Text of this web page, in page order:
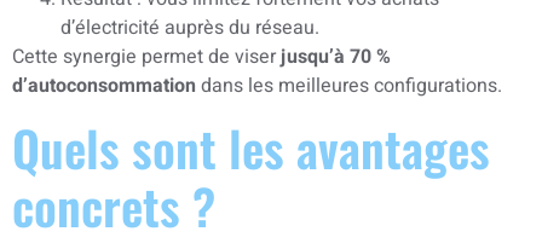
d’électricité auprès du réseau.
Cette synergie permet de viserjusqu’à 70 %
d’autoconsommation dans les meilleures configurations.
Quels sont les avantages
concrets ?